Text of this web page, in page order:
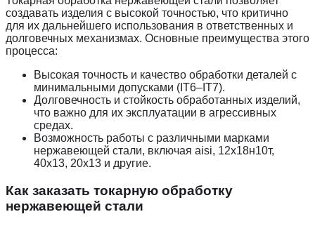
создавать изделия с высокой точностью, что критично
для их дальнейшего использования в ответственных и
долговечных механизмах. Основные преимущества этого
процесса:
Высокая точность и качество обработки деталей с
минимальными допусками (IT6–IT7).
Долговечность и стойкость обработанных изделий,
что важно для их эксплуатации в агрессивных
средах.
Возможность работы с различными марками
нержавеющей стали, включая aisi, 12х18н10т,
40х13, 20х13 и другие.
Как заказать токарную обработку
нержавеющей стали